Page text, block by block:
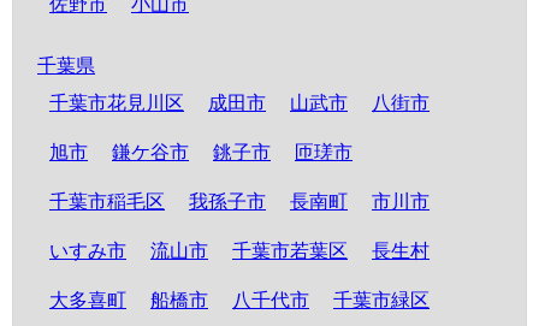
佐野市 小山市
千葉県
千葉市花見川区
成田市 山武市 八街市
旭市 鎌ケ谷市 銚子市 匝瑳市
千葉市稲毛区 我孫子市 長南町 市川市
いすみ市 流山市 千葉市若葉区 長生村
大多喜町 船橋市 八千代市 千葉市緑区